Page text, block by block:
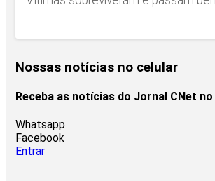
Nossas notícias no celular
Receba as notícias do Jornal CNet
Whatsapp
Facebook
Entrar